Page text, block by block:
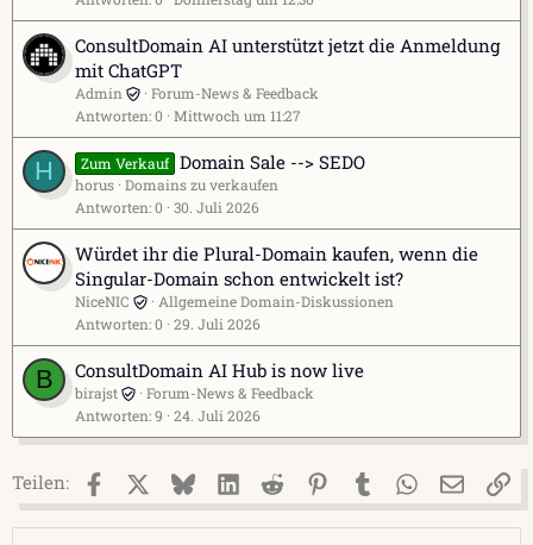
ConsultDomain AI unterstützt jetzt die Anmeldung
mit ChatGPT
Admin
Forum-News & Feedback
Antworten 0 Mittwoch um 11:27
H Zum Verkauf Domain Sale --> SEDO
horus Domains zu verkaufen
Antworten 0 30. Juli 2026
Würdet ihr die Plural-Domain kaufen, wenn die
Singular-Domain schon entwickelt ist?
NiceNIC
Allgemeine Domain-Diskussionen
Antworten 0 29. Juli 2026
B ConsultDomain AI Hub is now live
birajst
Forum-News & Feedback
Antworten 9 24. Juli 2026
Teilen: FacebookX (Twitter)
BlueskyLinkedIn
Reddit PinterestTumblr WhatsApp
E-Mail